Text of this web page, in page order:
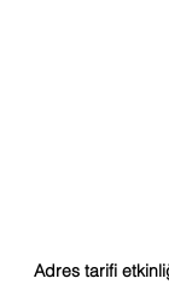
Adres tarifi